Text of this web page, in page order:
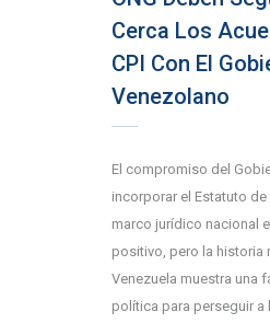
Cerca Los
CPI Con El
Venezolano
El compromiso del
incorporar el Estatuto de
marco jurídico nacional
positivo, pero la historia
Venezuela muestra una
política para perseguir a